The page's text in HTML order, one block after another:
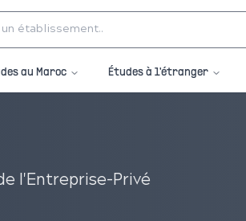
au Maroc Études à l'étranger
l'Entreprise-Privé